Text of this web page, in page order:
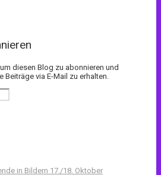
diesen Blog zu abonnieren und
Beiträge via E-Mail zu erhalten.
in Bildern 17./18. Oktober